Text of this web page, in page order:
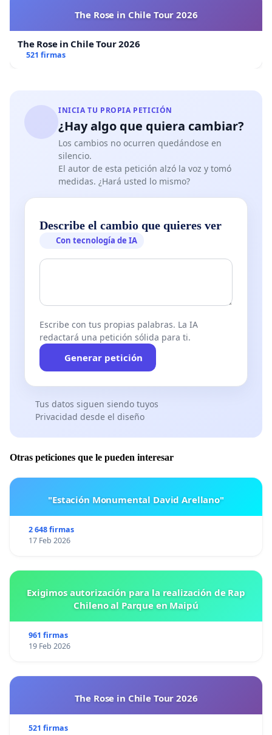
The Rose in Chile Tour 2026
The Rose in Chile Tour 2026
521 firmas
INICIA TU PROPIA PETICIÓN
¿Hay algo que quiera cambiar?
Los cambios no ocurren quedándose en
silencio.
El autor de esta petición alzó la voz y tomó
medidas. ¿Hará usted lo mismo?
Describe el cambio que quieres ver
Con tecnología de IA
Escribe con tus propias palabras. La IA
redactará una petición sólida para ti.
Generar petición
Tus datos siguen siendo tuyos
Privacidad desde el diseño
Otras peticiones que le pueden interesar
"Estación Monumental David Arellano"
2 648 firmas
17 Feb 2026
Exigimos autorización para la realización de Rap
Chileno al Parque en Maipú
961 firmas
19 Feb 2026
The Rose in Chile Tour 2026
521 firmas